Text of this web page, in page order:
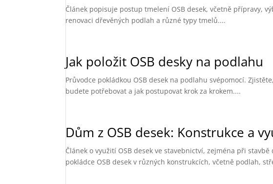
Článek popisuje postup tmelení OSB desek, včetně přípravy,
renovaci dřevěných podlah a různé typy tmelů....
Jak položit OSB desky na podlahu
Průvodce pokládkou OSB desek na podlahu svépomocí.
budete potřebovat a jak postupovat krok za krokem....
Dům z OSB desek: Konstrukce a
Článek o využití OSB desek ve stavebnictví, zejména při
pokládce OSB desek v různých konstrukcích, včetně podlah,